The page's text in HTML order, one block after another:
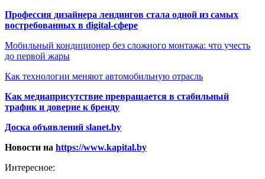
Профессия дизайнера лендингов стала одной из самых
востребованных в digital-сфере
Мобильный кондиционер без сложного монтажа: что учесть
до первой жары
Как технологии меняют автомобильную отрасль
Как медиаприсутствие превращается в стабильный
трафик и доверие к бренду
Доска объявлений slanet.by
Новости на https://www.kapital.by
Интересное: